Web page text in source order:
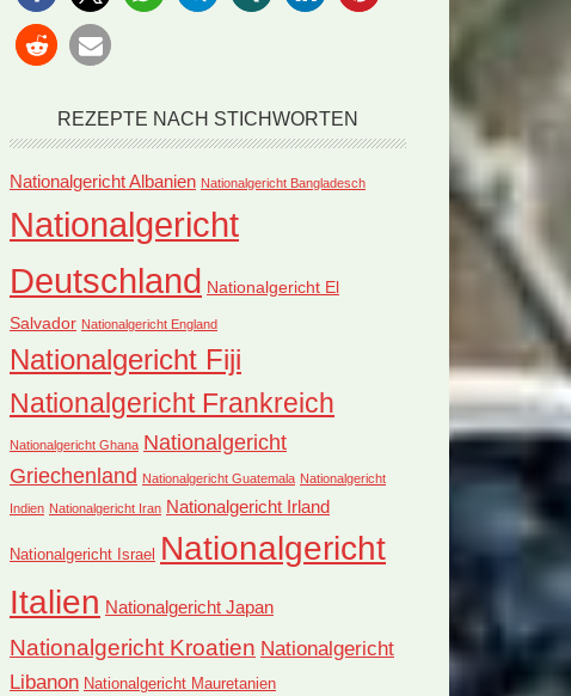
REZEPTE NACH STICHWORTEN
Nationalgericht Albanien Nationalgericht Bangladesch
Nationalgericht
Deutschland Nationalgericht El
Salvador Nationalgericht England
Nationalgericht Fiji
Nationalgericht Frankreich
Nationalgericht Ghana Nationalgericht
Griechenland Nationalgericht Guatemala Nationalgericht
Indien Nationalgericht Iran Nationalgericht Irland
Nationalgericht Israel Nationalgericht
Italien Nationalgericht Japan
Nationalgericht Kroatien Nationalgericht
Libanon Nationalgericht Mauretanien